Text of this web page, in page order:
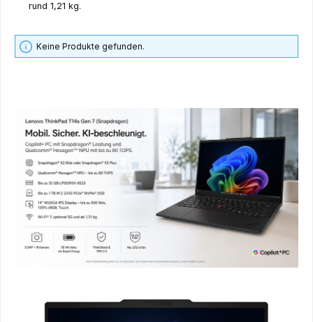
rund 1,21 kg.
Keine Produkte gefunden.